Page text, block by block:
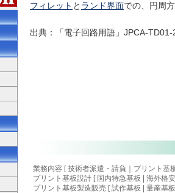
フィレット と ランド界面での、円周
出典：「電子回路用語」JPCA-
業務内容 [技術者派遣・請負
プリント基
プリント基板設計 [ 国内特急基板
海外格
プリント基板製造販売 [ 試作基板 | 量産基